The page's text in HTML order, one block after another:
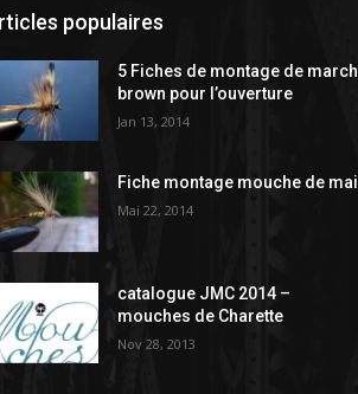
populaires
5 Fiches de montage de march
brown pour l’ouverture
Jan 13, 2014
Fiche montage mouche de mai
Mai 22, 2014
catalogue JMC 2014 –
mouches de Charette
Nov 28, 2013